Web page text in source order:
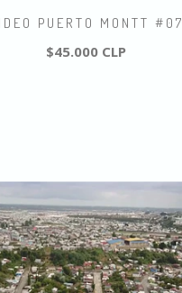
PUERTO MONTT #07
$45.000 CLP